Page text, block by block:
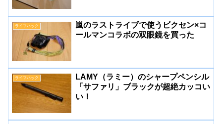
ライフハック
嵐のラストライブで使うビクセン×コ
ールマンコラボの双眼鏡を買った
ライフハック
LAMY（ラミー）のシャープペンシル
「サファリ」ブラックが超絶カッコい
い！